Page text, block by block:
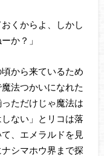
くからよ、しかし
か？」
から来ているため
法つかいになれた
ただけじゃ魔法は
ない」とリコは落
、エメラルドを見
シマホウ界まで探